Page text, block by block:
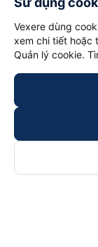
Vexere dùng
xem chi tiết hoặc
Quản lý cookie.